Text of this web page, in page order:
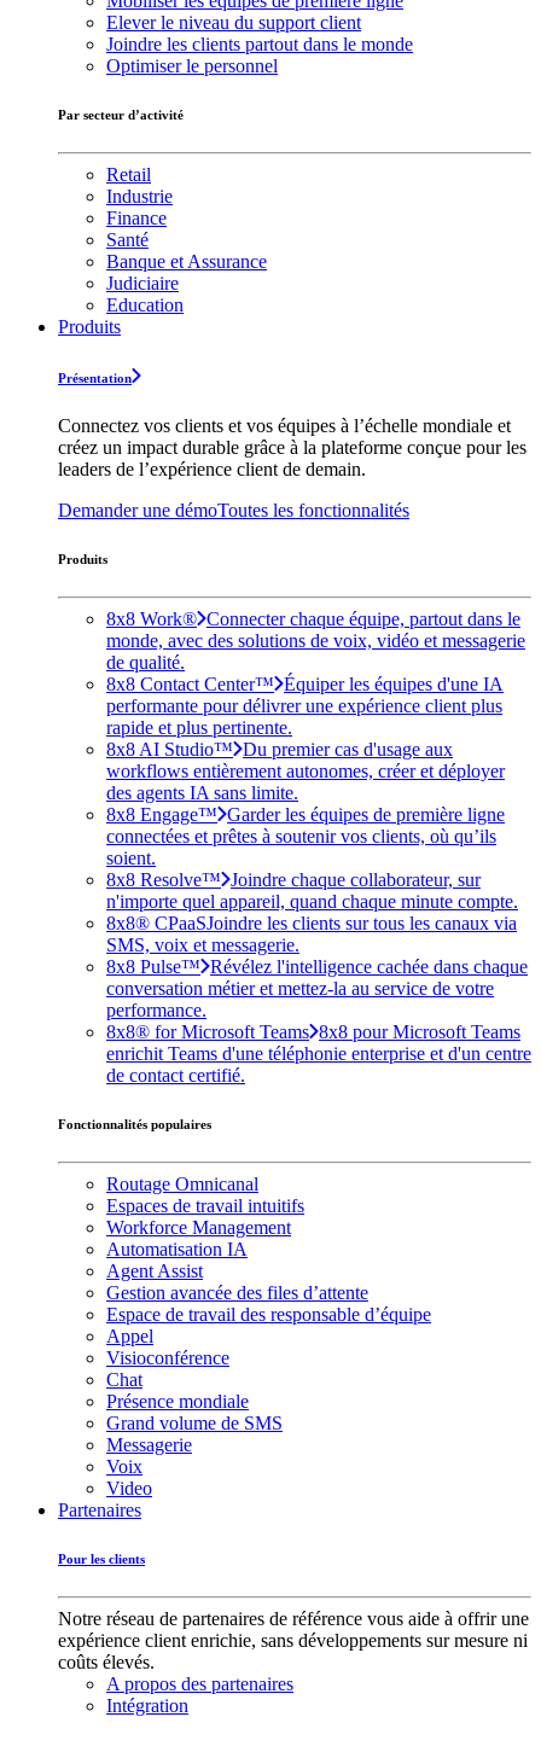
Elever le niveau du support client
Joindre les clients partout dans le monde
Optimiser le personnel
Par secteur d’activité
Retail
Industrie
Finance
Santé
Banque et Assurance
Judiciaire
Education
Produits
Présentation
Connectez vos clients et vos équipes à l’échelle mondiale et
créez un impact durable grâce à la plateforme conçue pour les
leaders de l’expérience client de demain.
Demander une démoToutes les fonctionnalités
Produits
8x8 Work® Connecter chaque équipe, partout dans le
monde, avec des solutions de voix, vidéo et messagerie
de qualité.
8x8 Contact Center™ Équiper les équipes d'une IA
performante pour délivrer une expérience client plus
rapide et plus pertinente.
8x8 AI Studio™ Du premier cas d'usage aux
workflows entièrement autonomes, créer et déployer
des agents IA sans limite.
8x8 Engage™ Garder les équipes de première ligne
connectées et prêtes à soutenir vos clients, où qu’ils
soient.
8x8 Resolve™ Joindre chaque collaborateur, sur
n'importe quel appareil, quand chaque minute compte.
8x8® CPaaSJoindre les clients sur tous les canaux via
SMS, voix et messagerie.
8x8 Pulse™ Révélez l'intelligence cachée dans chaque
conversation métier et mettez-la au service de votre
performance.
8x8® for Microsoft Teams 8x8 pour Microsoft Teams
enrichit Teams d'une téléphonie enterprise et d'un centre
de contact certifié.
Fonctionnalités populaires
Routage Omnicanal
Espaces de travail intuitifs
Workforce Management
Automatisation IA
Agent Assist
Gestion avancée des files d’attente
Espace de travail des responsable d’équipe
Appel
Visioconférence
Chat
Présence mondiale
Grand volume de SMS
Messagerie
Voix
Video
Partenaires
Pour les clients
Notre réseau de partenaires de référence vous aide à offrir une
expérience client enrichie, sans développements sur mesure ni
coûts élevés.
A propos des partenaires
Intégration